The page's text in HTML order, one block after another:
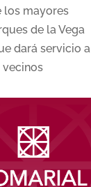
los mayores
de la Vega
dará servicio a
vecinos